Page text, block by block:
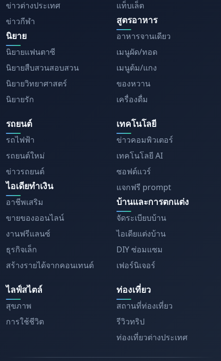
ข่าวต่างประเทศ
ข่าวกีฬา
นิยาย
นิยายแฟนตาซี
นิยายสืบสวนสอบสวน
นิยายวิทยาศาสตร์
นิยายรัก
แท็บเล็ต
สูตรอาหาร
อาหารจานเดียว
เมนูผัด/ทอด
เมนูต้ม/แกง
ของหวาน
เครื่องดื่ม
รถยนต์
รถไฟฟ้า
รถยนต์ใหม่
ข่าวรถยนต์
ไอเดียทำเงิน
อาชีพเสริม
ขายของออนไลน์
งานฟรีแลนซ์
ธุรกิจเล็ก
สร้างรายได้จากคอนเทนต์
เทคโนโลยี
ข่าวคอมพิวเตอร์
เทคโนโลยี AI
ซอฟต์แวร์
แจกฟรี prompt
บ้านและการตกแต่ง
จัดระเบียบบ้าน
ไอเดียแต่งบ้าน
DIY ซ่อมแซม
เฟอร์นิเจอร์
ไลฟ์สไตล์
สุขภาพ
การใช้ชีวิต
ท่องเที่ยว
สถานที่ท่องเที่ยว
รีวิวทริป
ท่องเที่ยวต่างประเทศ